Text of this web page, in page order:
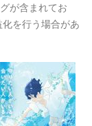
が含まれてお
を行う場合があ